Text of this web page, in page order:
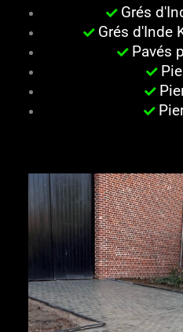
Grés
Grés d'Inde
Pavés